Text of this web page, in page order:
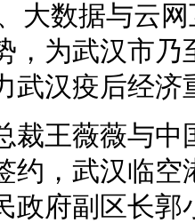
大数据与云
，为武汉市
武汉疫后经济
裁王薇薇与
约，武汉临
政府副区长